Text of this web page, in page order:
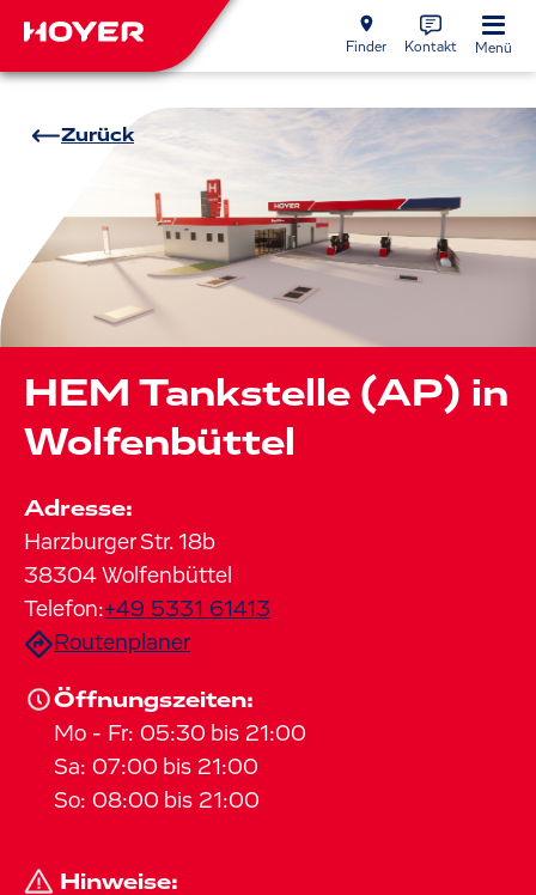
Finder Kontakt Menü
Zurück
HEM Tankstelle (AP) in
Wolfenbüttel
Adresse:
Harzburger Str. 18b
38304 Wolfenbüttel
Telefon:+49 5331 61413
Routenplaner
Öffnungszeiten:
Mo - Fr: 05:30 bis 21:00
Sa: 07:00 bis 21:00
So: 08:00 bis 21:00
Hinweise: